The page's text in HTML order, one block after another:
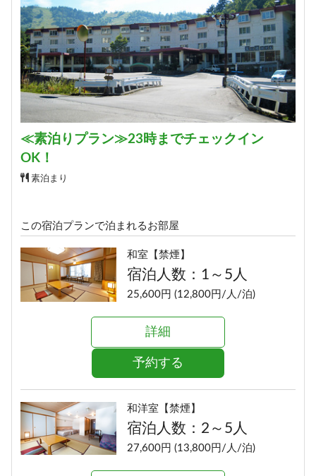
予約する
≪素泊りプラン≫23時までチェックイン
OK！
素泊まり
この宿泊プランで泊まれるお部屋
和室【禁煙】
宿泊人数：1～5人
25,600円 (12,800円/人/泊)
詳細
予約する
和洋室【禁煙】
宿泊人数：2～5人
27,600円 (13,800円/人/泊)